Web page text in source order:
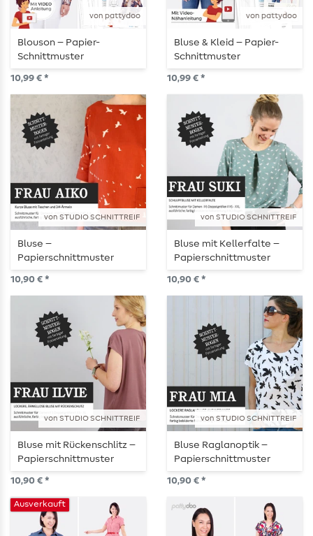
von pattydoo
Blouson – Papier-
Schnittmuster
10,99 € *
von pattydoo
Bluse & Kleid – Papier-
Schnittmuster
10,99 € *
von STUDIO SCHNITTREIF
Bluse –
Papierschnittmuster
10,90 € *
von STUDIO SCHNITTREIF
Bluse mit Kellerfalte –
Papierschnittmuster
10,90 € *
von STUDIO SCHNITTREIF
Bluse mit Rückenschlitz –
Papierschnittmuster
10,90 € *
von STUDIO SCHNITTREIF
Bluse Raglanoptik –
Papierschnittmuster
10,90 € *
Ausverkauft